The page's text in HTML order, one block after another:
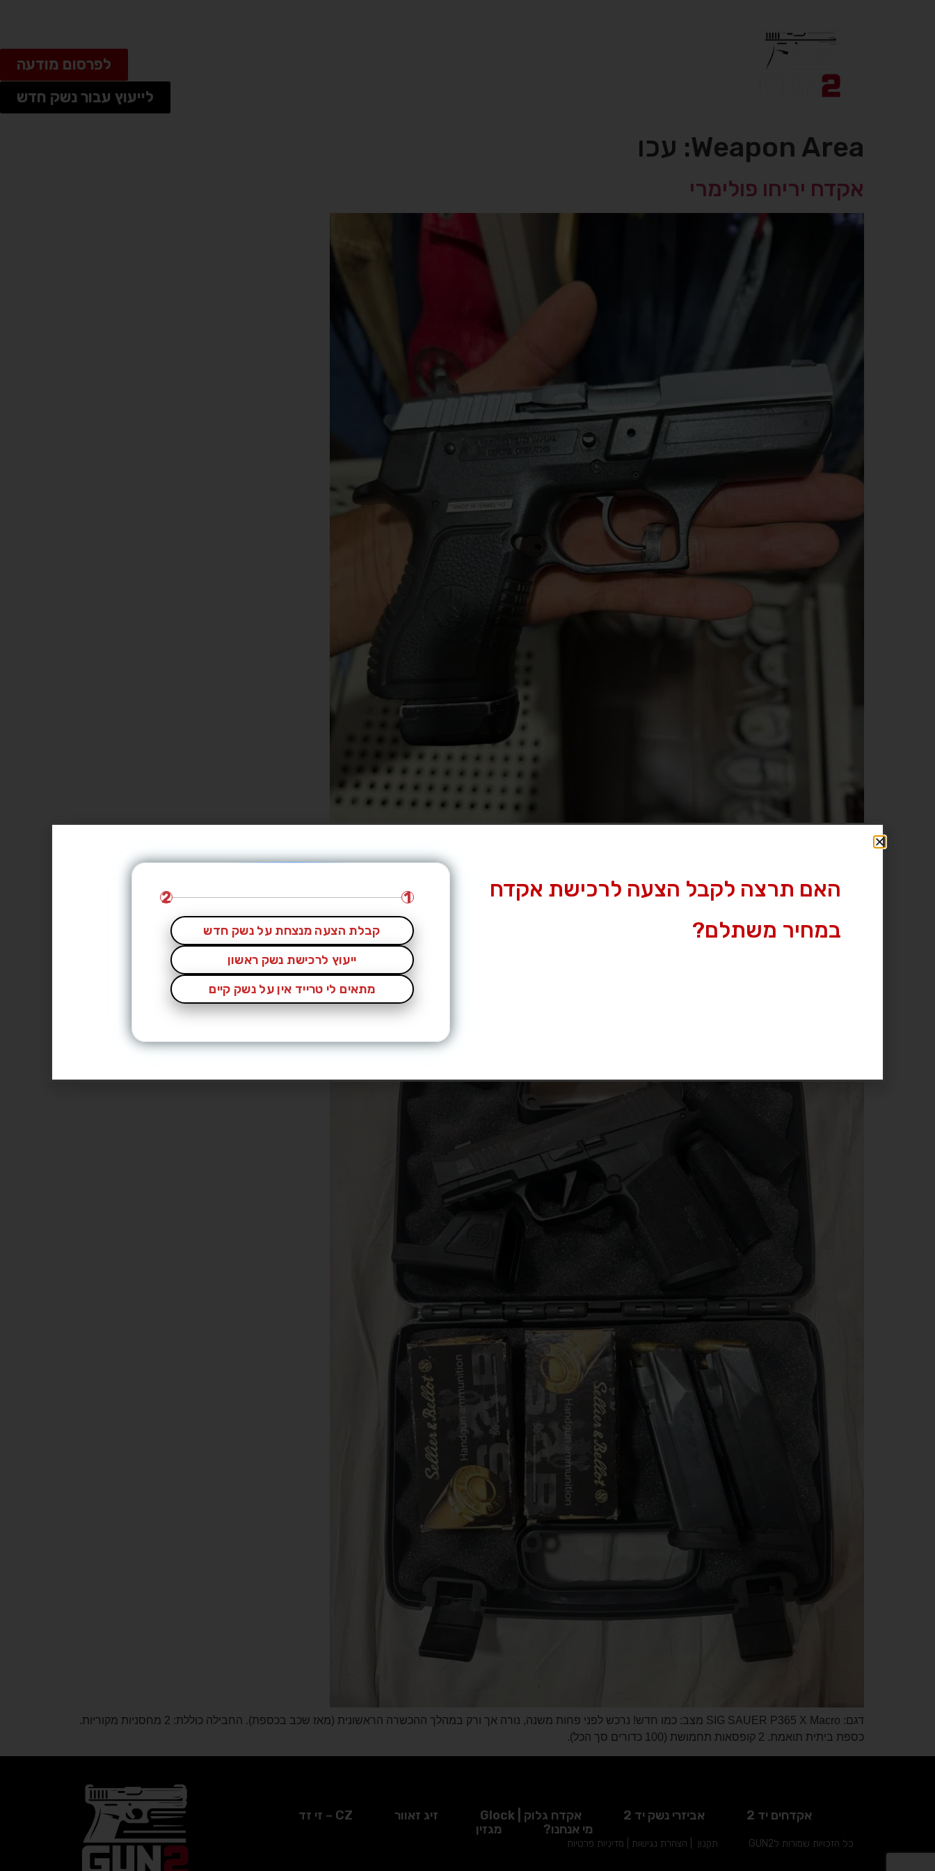
לפרסום מודעה
לייעוץ עבור נשק חדש
Weapon Area: עכו
אקדח יריחו פולימרי
אקדח חצי אוטמטי פולימרי במצב מעולה מקבלים איתו נרתיק ומחסניות
דגם: SIG SAUER P365 X Macro מצב: כמו חדש! נרכש לפני פחות משנה, נורה אך ורק במהלך ההכשרה הראשונית (מאז שכב בכספת). החבילה כוללת: 2 מחסניות מקוריות.
כספת ביתית תואמת. 2 קופסאות תחמושת (100 כדורים סך הכל).
אקדחים יד 2 אביזרי נשק יד 2 אקדח גלוק | Glock זיג זאוור
CZ – זי זד
מי אנחנו?
מגזין
כל הזכויות שמורות לGUN2 תקנון הצהרת נגישות מדיניות פרטיות
האם תרצה לקבל הצעה לרכישת אקדח
במחיר משתלם?
1
2
קבלת הצעה מנצחת על נשק חדש
ייעוץ לרכישת נשק ראשון
מתאים לי טרייד אין על נשק קיים